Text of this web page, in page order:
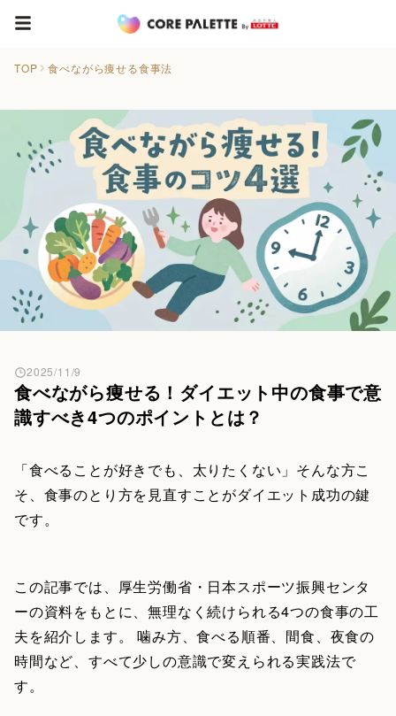
TOP 食べながら痩せる食事法
食べながら痩せる！ダイエット中の食事で意
識すべき4つのポイントとは？
2025/11/9
「食べることが好きでも、太りたくない」そんな方こ
そ、食事のとり方を見直すことがダイエット成功の鍵
です。
この記事では、厚生労働省・日本スポーツ振興センタ
ーの資料をもとに、無理なく続けられる4つの食事の工
夫を紹介します。 噛み方、食べる順番、間食、夜食の
時間など、すべて少しの意識で変えられる実践法で
す。